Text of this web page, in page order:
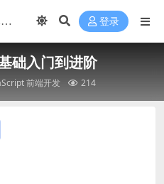
登录
础入门到进阶
前端开发 214